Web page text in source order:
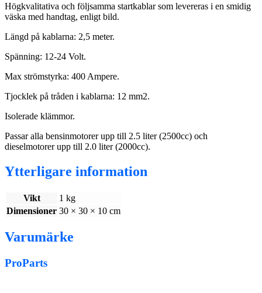
Högkvalitativa och följsamma startkablar som levereras i en smidig
väska med handtag, enligt bild.
Längd på kablarna: 2,5 meter.
Spänning: 12-24 Volt.
Max strömstyrka: 400 Ampere.
Tjocklek på tråden i kablarna: 12 mm2.
Isolerade klämmor.
Passar alla bensinmotorer upp till 2.5 liter (2500cc) och
dieselmotorer upp till 2.0 liter (2000cc).
Ytterligare information
Vikt
1 kg
Dimensioner 30 × 30 × 10 cm
Varumärke
ProParts